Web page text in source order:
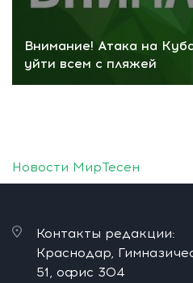
Внимание! Атака на
уйти всем с пляжей
Новости МирТесен
Контакты редакции:
Краснодар,
51, офис 304